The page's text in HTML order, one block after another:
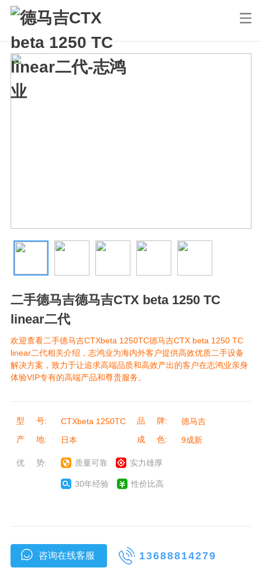
二手德马吉德马吉CTX beta 1250 TC
linear二代
欢迎查看二手德马吉CTXbeta 1250TC德马吉CTX beta 1250 TC
linear二代相关介绍，志鸿业为海内外客户提供高效优质二手设备
解决方案，致力于让追求高端品质和高效产出的客户在志鸿业亲身
体验VIP专有的高端产品和尊贵服务。
型 号: CTXbeta 1250TC 品 牌:
德马吉
产 地:
日本 成 色: 9成新
优 势: 质量可靠 实力雄厚
30年经验 性价比高
咨询在线客服 13688814279